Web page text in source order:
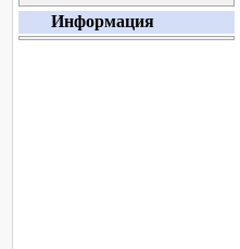
Информация